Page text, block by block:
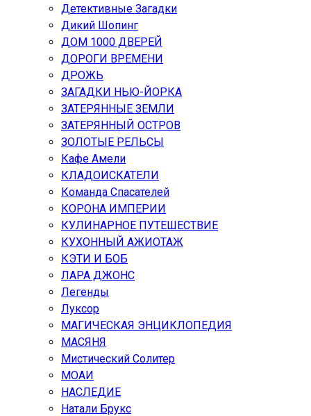
Детективные Загадки
Дикий Шопинг
ДОМ 1000 ДВЕРЕЙ
ДОРОГИ ВРЕМЕНИ
ДРОЖЬ
ЗАГАДКИ НЬЮ-ЙОРКА
ЗАТЕРЯННЫЕ ЗЕМЛИ
ЗАТЕРЯННЫЙ ОСТРОВ
ЗОЛОТЫЕ РЕЛЬСЫ
Кафе Амели
КЛАДОИСКАТЕЛИ
Команда Спасателей
КОРОНА ИМПЕРИИ
КУЛИНАРНОЕ ПУТЕШЕСТВИЕ
КУХОННЫЙ АЖИОТАЖ
КЭТИ И БОБ
ЛАРА ДЖОНС
Легенды
Луксор
МАГИЧЕСКАЯ ЭНЦИКЛОПЕДИЯ
МАСЯНЯ
Мистический Солитер
МОАИ
НАСЛЕДИЕ
Натали Брукс